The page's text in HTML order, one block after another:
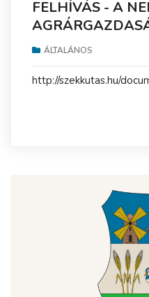
FELHÍVÁS - A
TAGJAI RÉSZÉRE
ÁLTALÁNOS
http://szekkutas.hu/